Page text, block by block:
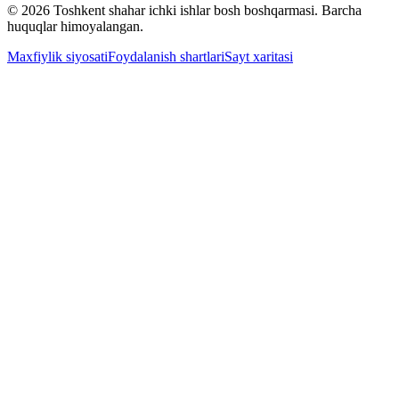
© 2026 Toshkent shahar ichki ishlar bosh boshqarmasi. Barcha
huquqlar himoyalangan.
Maxfiylik siyosatiFoydalanish shartlariSayt xaritasi